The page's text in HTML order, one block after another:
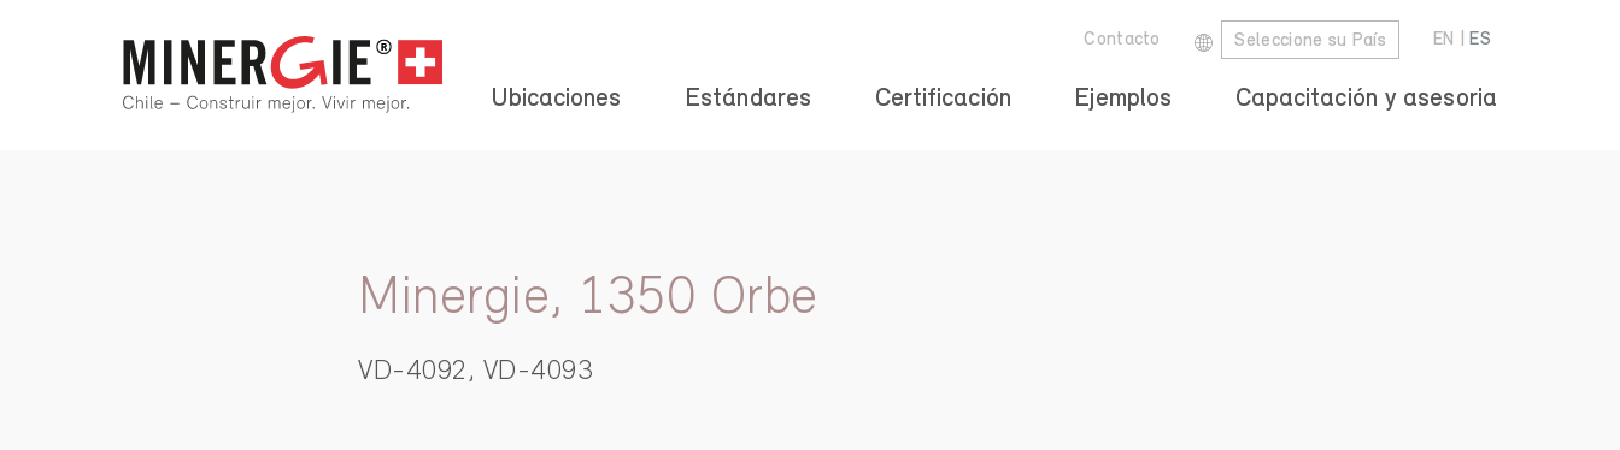
Ubicaciones Estándares Certificación Ejemplos Capacitación y asesoria
Contacto Seleccione su País EN ES
Minergie, 1350 Orbe
VD-4092, VD-4093